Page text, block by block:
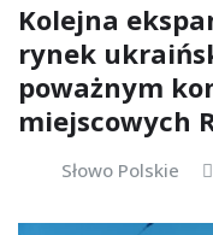
Kolejna
rynek
poważnym
miejscowych
Słowo Polskie